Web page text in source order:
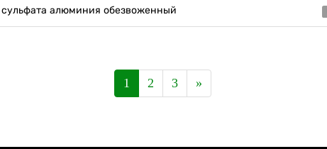
сульфата алюминия обезвоженный
1 2 3 »